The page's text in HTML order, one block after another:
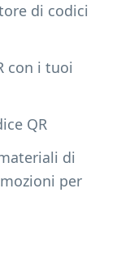
di codici
con i tuoi
QR
di
per